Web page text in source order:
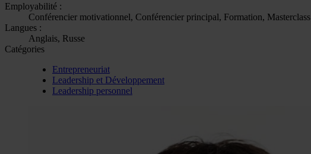
Employabilité :
Conférencier motivationnel, Conférencier principal, Formation, Masterclass
Langues :
Anglais, Russe
Catégories
Entrepreneuriat
Leadership et Développement
Leadership personnel